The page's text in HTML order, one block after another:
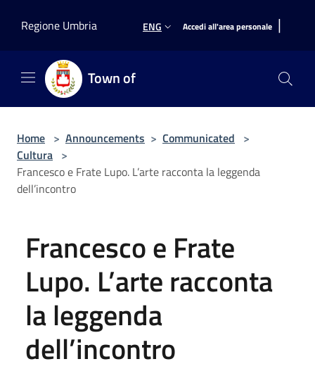
Regione Umbria
ENG Accedi all'area personale |
Town of
Home > Announcements > Communicated >
Cultura >
Francesco e Frate Lupo. L’arte racconta la leggenda
dell’incontro
Francesco e Frate
Lupo. L’arte racconta
la leggenda
dell’incontro